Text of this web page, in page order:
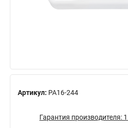
Артикул: РА16-244
Гарантия производителя: